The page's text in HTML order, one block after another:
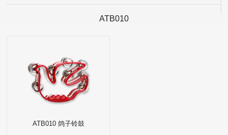
ATB010
ATB010 鸽子铃鼓